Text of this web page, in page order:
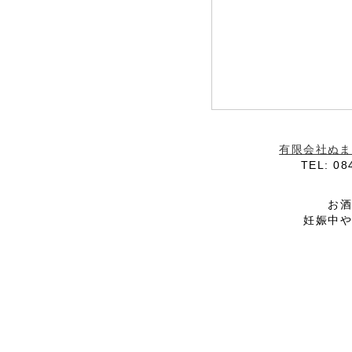
有限会社ぬ
TEL:
お
妊娠中